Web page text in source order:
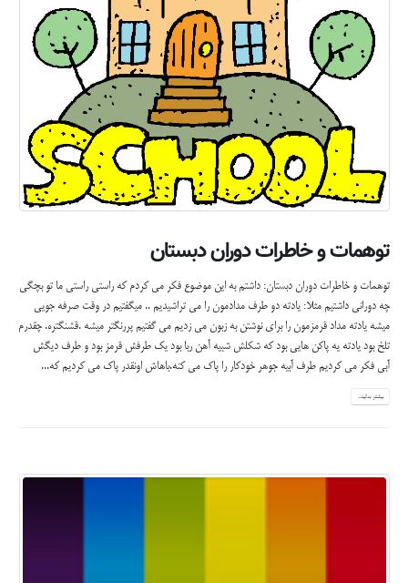
توهمات و خاطرات دوران دبستان
توهمات و خاطرات دوران دبستان: داشتم به این موضوع فکر می کردم که راستی راستی ما تو بچگی
چه دورانی داشتیم مثلا: یادته دو طرف مدادمون را می تراشیدیم .. میگفتیم در وقت صرفه جویی
میشه یادته مداد قرمزمون را برای نوشتن به زبون می زدیم می گفتیم پررنگتر میشه .قشنگتره. چقدرم
تلخ بود یادته یه پاکن هایی بود که شکلش شبیه آهن ربا بود یک طرفش قرمز بود و طرف دیگش
آبی فکر می کردیم طرف آبیه جوهر خودکار را پاک می کنه.باهاش اونقدر پاک می کردیم که...
بیشتر بدانید...